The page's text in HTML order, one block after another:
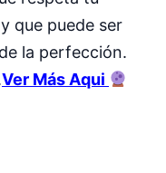
que puede ser
la perfección.
Ver Más Aqui